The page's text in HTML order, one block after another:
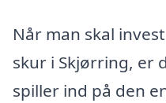
Når man skal
skur i Skjørring, er
spiller ind på den